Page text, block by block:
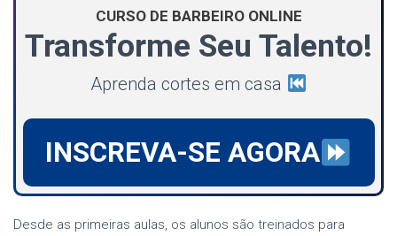
CURSO DE BARBEIRO ONLINE
Transforme Seu Talento!
Aprenda cortes em casa
INSCREVA-SE AGORA
Desde as primeiras aulas, os alunos são treinados para